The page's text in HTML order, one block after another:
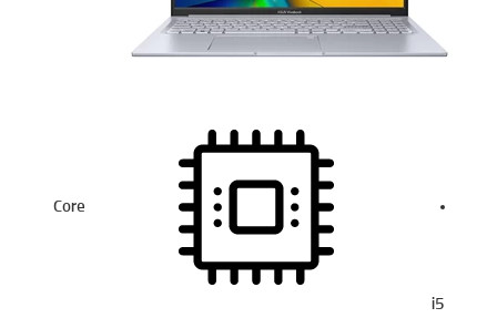
Core
i5